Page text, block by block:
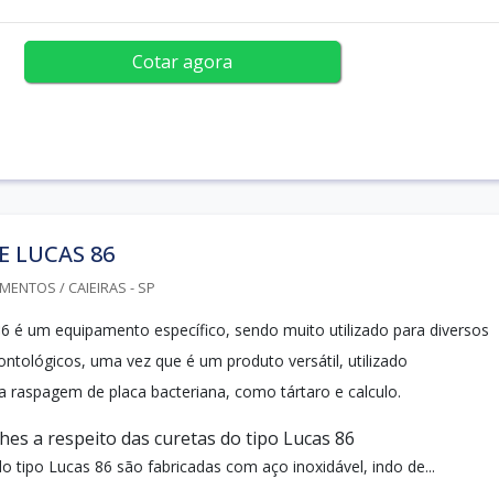
Cotar agora
LUCAS 86
/ CAIEIRAS - SP
é um equipamento específico, sendo muito utilizado para diversos
uma vez que é um produto versátil, utilizado
raspagem de placa bacteriana, como tártaro e calculo.
a respeito das curetas do tipo Lucas 86
tipo Lucas 86 são fabricadas com aço inoxidável, indo de...